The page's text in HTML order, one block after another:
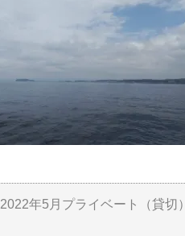
2022年5月プライベート（貸切